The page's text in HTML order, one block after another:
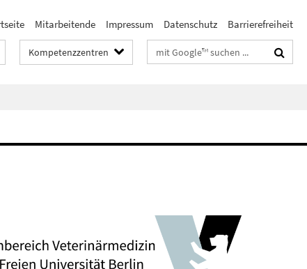
Mitarbeitende Impressum Datenschutz Barrierefreiheit
Kompetenzzentren Suchbegriffe